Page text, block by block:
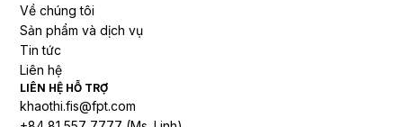
Về chúng tôi
Sản phẩm và dịch vụ
Tin tức
Liên hệ
LIÊN HỆ HỖ TRỢ
khaothi.fis@fpt.com